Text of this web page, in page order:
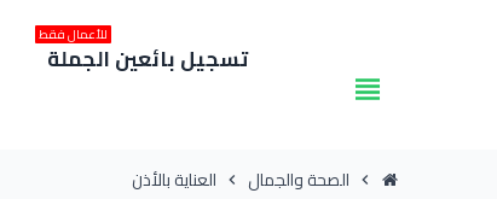
view_headline
تسجيل بائعين الجملة
للأعمال فقط
chevron_right الصحة والجمال chevron_right العناية بالأذن